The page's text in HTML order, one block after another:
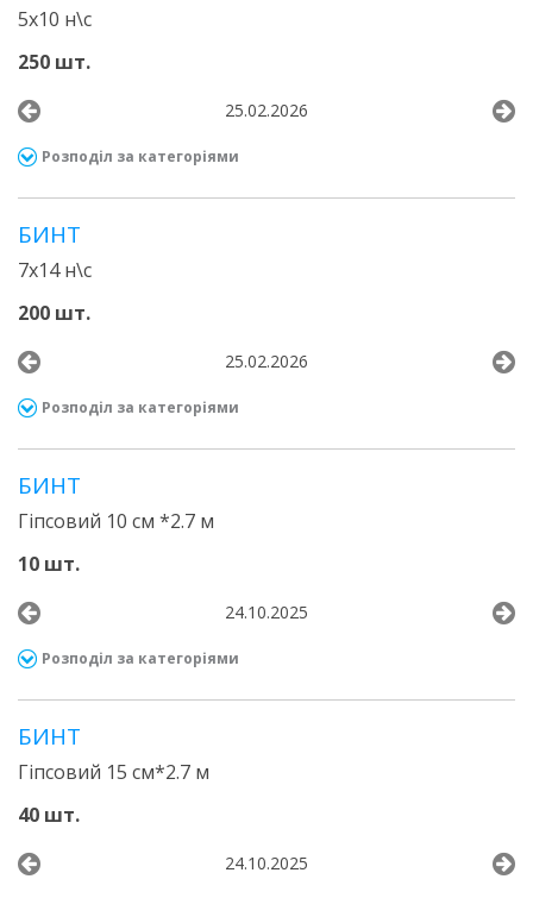
5x10 н\с
250 шт.
25.02.2026
Розподіл за категоріями
БИНТ
7x14 н\с
200 шт.
25.02.2026
Розподіл за категоріями
БИНТ
Гіпсовий 10 см *2.7 м
10 шт.
24.10.2025
Розподіл за категоріями
БИНТ
Гіпсовий 15 см*2.7 м
40 шт.
24.10.2025